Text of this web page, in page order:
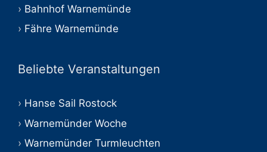
Bahnhof Warnemünde
Fähre Warnemünde
Beliebte Veranstaltungen
Hanse Sail Rostock
Warnemünder Woche
Warnemünder Turmleuchten